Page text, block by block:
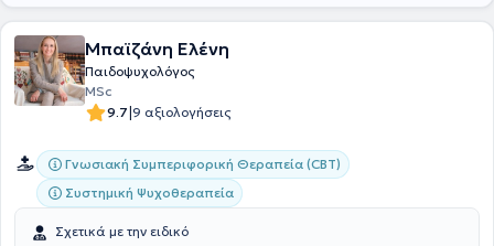
Μπαϊζάνη Ελένη
Παιδοψυχολόγος
MSc
9.7|9 αξιολογήσεις
Γνωσιακή Συμπεριφορική Θεραπεία (CBT)
Συστημική Ψυχοθεραπεία
Σχετικά με την ειδικό